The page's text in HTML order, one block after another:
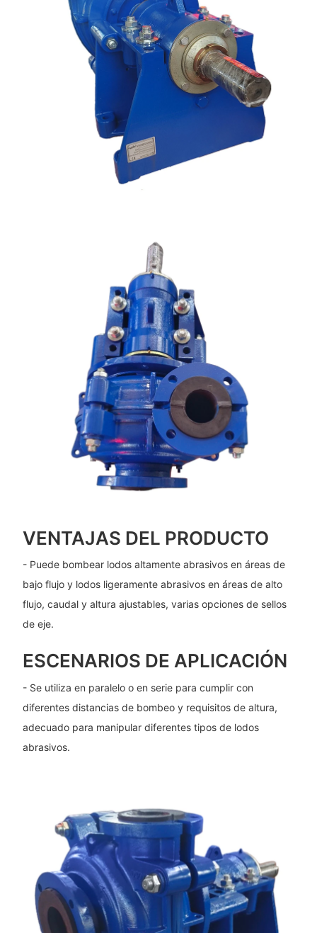
VENTAJAS DEL PRODUCTO
- Puede bombear lodos altamente abrasivos en áreas de
bajo flujo y lodos ligeramente abrasivos en áreas de alto
flujo, caudal y altura ajustables, varias opciones de sellos
de eje.
ESCENARIOS DE APLICACIÓN
- Se utiliza en paralelo o en serie para cumplir con
diferentes distancias de bombeo y requisitos de altura,
adecuado para manipular diferentes tipos de lodos
abrasivos.